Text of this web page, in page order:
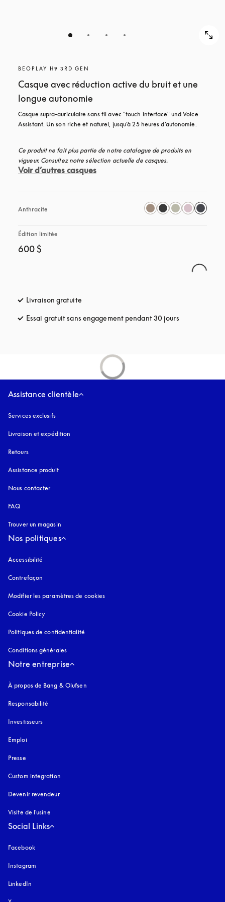
BEOPLAY H9 3RD GEN
Casque avec réduction active du bruit et une
longue autonomie
Casque supra-auriculaire sans fil avec "touch interface" und Voice
Assistant. Un son riche et naturel, jusqu’à 25 heures d’autonomie.
Ce produit ne fait plus partie de notre catalogue de produits en
vigueur. Consultez notre sélection actuelle de casques.
Voir d’autres casques
Anthracite
Édition limitée
600 $
Livraison gratuite
Essai gratuit sans engagement pendant 30 jours
Assistance clientèle
Services exclusifs
Livraison et expédition
Retours
Assistance produit
Nous contacter
FAQ
Trouver un magasin
Nos politiques
Accessibilité
Contrefaçon
Modifier les paramètres de cookies
Cookie Policy
Politiques de confidentialité
Conditions générales
Notre entreprise
À propos de Bang & Olufsen
Responsabilité
Investisseurs
Emploi
Presse
Custom integration
Devenir revendeur
Visite de l'usine
Social Links
Facebook
Instagram
LinkedIn